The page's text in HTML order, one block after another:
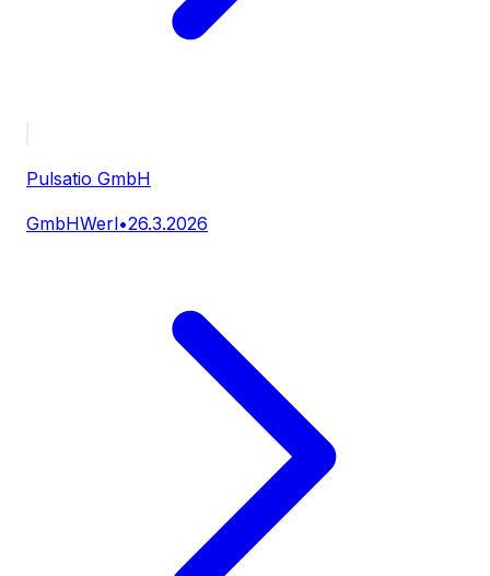
Pulsatio GmbH
GmbHWerl•26.3.2026